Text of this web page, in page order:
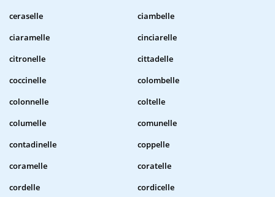
ceraselle
ciambelle
ciaramelle
cinciarelle
citronelle
cittadelle
coccinelle
colombelle
colonnelle
coltelle
columelle
comunelle
contadinelle
coppelle
coramelle
coratelle
cordelle
cordicelle